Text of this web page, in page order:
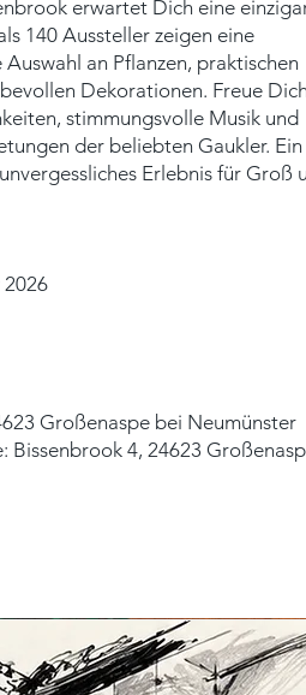
erwartet Dich eine
140 Aussteller zeigen eine
an Pflanzen, praktischen
Dekorationen. Freue
stimmungsvolle Musik und
der beliebten Gaukler.
Erlebnis für Groß
Großenaspe bei Neumünster
Bissenbrook 4, 24623